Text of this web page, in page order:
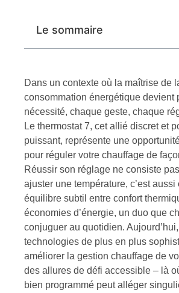
Le sommaire
Dans un contexte où la maîtrise de
consommation énergétique devient
nécessité, chaque geste, chaque
Le thermostat 7, cet allié discret et
puissant, représente une
pour réguler votre chauffage de
Réussir son réglage ne consiste
ajuster une température, c’est aussi
équilibre subtil entre confort
économies d’énergie, un duo que
conjuguer au quotidien.
technologies de plus en plus
améliorer la gestion chauffage de
des allures de défi accessible – là
bien programmé peut alléger